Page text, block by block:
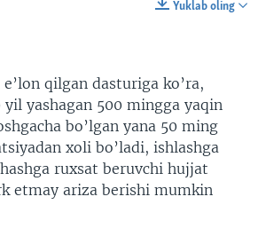
Yuklab oling
qilgan dasturiga ko’ra,
yil yashagan 500 mingga yaqin
bo’lgan yana 50 ming
xoli bo’ladi, ishlashga
ruxsat beruvchi hujjat
etmay ariza berishi mumkin